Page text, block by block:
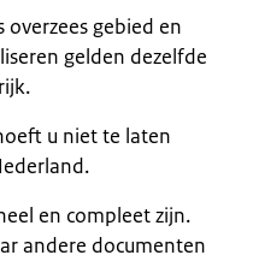
overzees gebied en
gelden dezelfde
u niet te laten
en compleet zijn.
andere documenten